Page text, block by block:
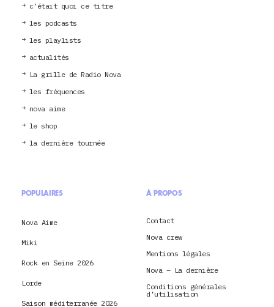
c’était quoi ce titre
les podcasts
les playlists
actualités
La grille de Radio Nova
les fréquences
nova aime
le shop
la dernière tournée
POPULAIRES
Nova Aime
Miki
Rock en Seine 2026
Lorde
Saison méditerranée 2026
À PROPOS
Contact
Nova crew
Mentions légales
Nova – La dernière
Conditions générales
d’utilisation